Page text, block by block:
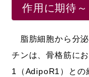
作用に期待～
脂肪細胞から分泌
チンは、骨格筋に
1（AdipoR1）との